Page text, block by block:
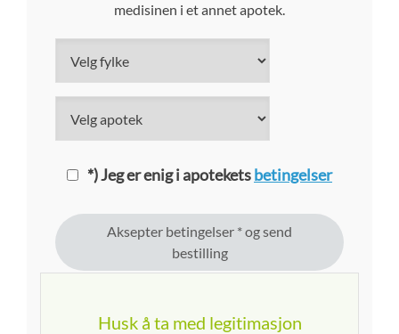
medisinen i et annet apotek.
*) Jeg er enig i apoteketsbetingelser
Aksepter betingelser * og send
bestilling
Husk å ta med legitimasjon